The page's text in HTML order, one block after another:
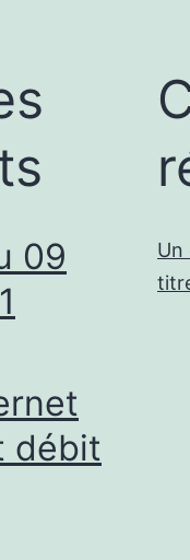
09
débit
Un